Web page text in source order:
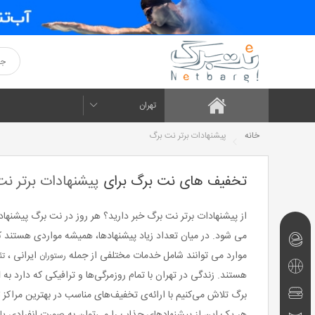
تهران
خانه پیشنهادات برتر نت برگ
نت‌برگ‌های
امروز
تفریحی
رستوران
تخفیف های نت برگ برای پیشنهادات برتر
از پیشنهادات برتر نت برگ خبر دارید؟ هر روز در نت برگ
موارد می توانند شامل خدمات مختلفی از جمله رستوران ایرانی ،
هستند. زندگی در تهران با تمام روزمرگی‌ها و ترافیکی که
برگ تلاش می‌کنیم با ارائه‌ی تخفیف‌های مناسب در بهترین